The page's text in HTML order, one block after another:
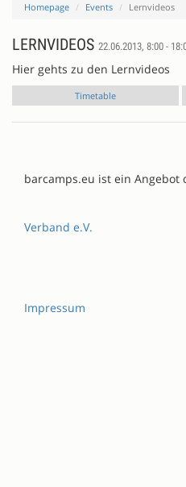
Homepage Events Lernvideos
LERNVIDEOS 22.06.2013, 8:00 -
Hier gehts zu den Lernvideos
Timetable
barcamps.eu ist ein Angebot
Verband e.V.
Impressum